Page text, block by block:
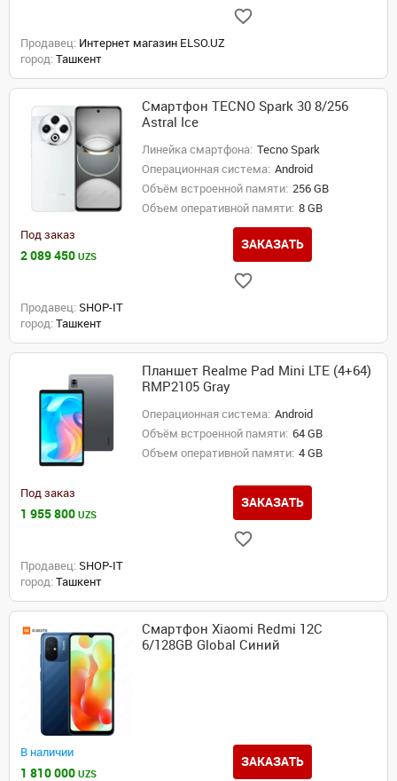
Продавец: Интернет магазин ELSO.UZ
город: Ташкент
Смартфон TECNO Spark 30 8/256
Astral Ice
Линейка смартфона: Tecno Spark
Операционная система: Android
Объём встроенной памяти: 256 GB
Объем оперативной памяти: 8 GB
Под заказ
2 089 450 UZS
ЗАКАЗАТЬ
Продавец: SHOP-IT
город: Ташкент
Планшет Realme Pad Mini LTE (4+64)
RMP2105 Gray
Операционная система: Android
Объём встроенной памяти: 64 GB
Объем оперативной памяти: 4 GB
Под заказ
1 955 800 UZS
ЗАКАЗАТЬ
Продавец: SHOP-IT
город: Ташкент
Смартфон Xiaomi Redmi 12C
6/128GB Global Синий
В наличии
1 810 000 UZS
ЗАКАЗАТЬ